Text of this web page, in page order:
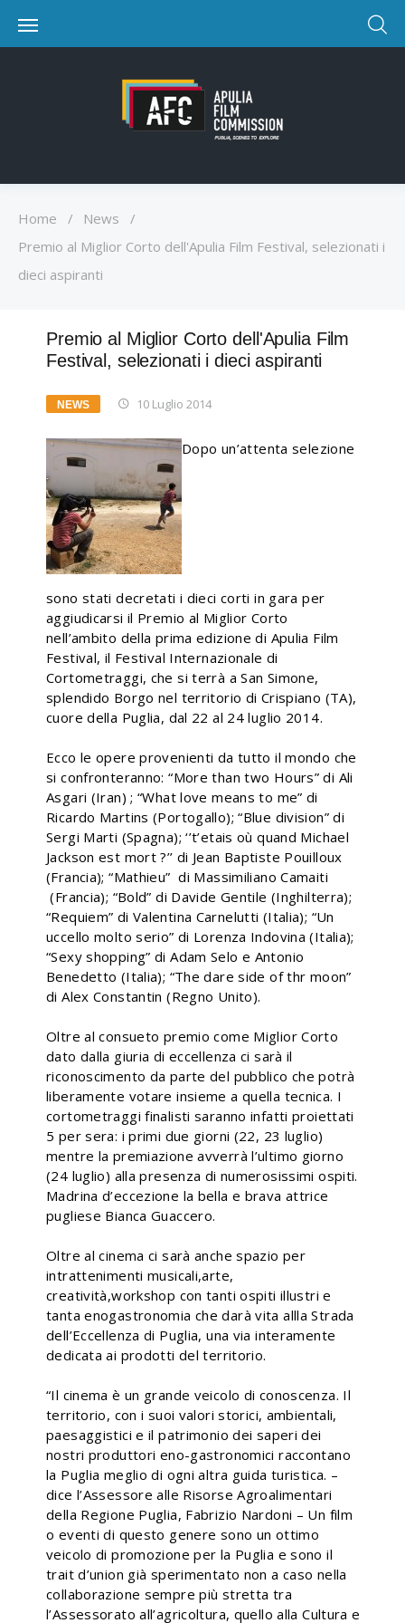
Home / News
/
Premio al Miglior Corto dell'Apulia Film Festival, selezionati i
dieci aspiranti
Premio al Miglior Corto dell'Apulia Film
Festival, selezionati i dieci aspiranti
NEWS 10 Luglio 2014
Dopo un’attenta selezione
sono stati decretati i dieci corti in gara per
aggiudicarsi il Premio al Miglior Corto
nell’ambito della prima edizione di Apulia Film
Festival, il Festival Internazionale di
Cortometraggi, che si terrà a San Simone,
splendido Borgo nel territorio di Crispiano (TA),
cuore della Puglia, dal 22 al 24 luglio 2014.
Ecco le opere provenienti da tutto il mondo che
si confronteranno: “More than two Hours” di Ali
Asgari (Iran) ; “What love means to me” di
Ricardo Martins (Portogallo); “Blue division” di
Sergi Marti (Spagna); ‘’t’etais où quand Michael
Jackson est mort ?’’ di Jean Baptiste Pouilloux
(Francia); “Mathieu” di Massimiliano Camaiti
(Francia); “Bold” di Davide Gentile (Inghilterra);
“Requiem” di Valentina Carnelutti (Italia); “Un
uccello molto serio” di Lorenza Indovina (Italia);
“Sexy shopping” di Adam Selo e Antonio
Benedetto (Italia); “The dare side of thr moon”
di Alex Constantin (Regno Unito).
Oltre al consueto premio come Miglior Corto
dato dalla giuria di eccellenza ci sarà il
riconoscimento da parte del pubblico che potrà
liberamente votare insieme a quella tecnica. I
cortometraggi finalisti saranno infatti proiettati
5 per sera: i primi due giorni (22, 23 luglio)
mentre la premiazione avverrà l’ultimo giorno
(24 luglio) alla presenza di numerosissimi ospiti.
Madrina d’eccezione la bella e brava attrice
pugliese Bianca Guaccero.
Oltre al cinema ci sarà anche spazio per
intrattenimenti musicali,arte,
creatività,workshop con tanti ospiti illustri e
tanta enogastronomia che darà vita allla Strada
dell’Eccellenza di Puglia, una via interamente
dedicata ai prodotti del territorio.
“Il cinema è un grande veicolo di conoscenza. Il
territorio, con i suoi valori storici, ambientali,
paesaggistici e il patrimonio dei saperi dei
nostri produttori eno-gastronomici raccontano
la Puglia meglio di ogni altra guida turistica. –
dice l’Assessore alle Risorse Agroalimentari
della Regione Puglia, Fabrizio Nardoni – Un film
o eventi di questo genere sono un ottimo
veicolo di promozione per la Puglia e sono il
trait d’union già sperimentato non a caso nella
collaborazione sempre più stretta tra
l’Assessorato all’agricoltura, quello alla Cultura e